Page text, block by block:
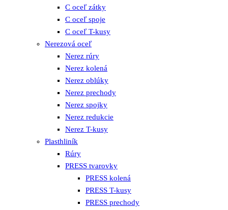
C oceľ zátky
C oceľ spoje
C oceľ T-kusy
Nerezová oceľ
Nerez rúry
Nerez kolená
Nerez oblúky
Nerez prechody
Nerez spojky
Nerez redukcie
Nerez T-kusy
Plasthliník
Rúry
PRESS tvarovky
PRESS kolená
PRESS T-kusy
PRESS prechody